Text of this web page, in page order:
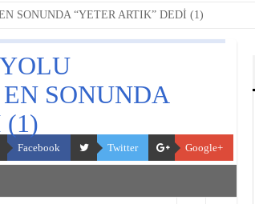
SONUNDA “YETER ARTIK” DEDİ (1)
Facebook Twitter Google+
SONUNDA
(1)